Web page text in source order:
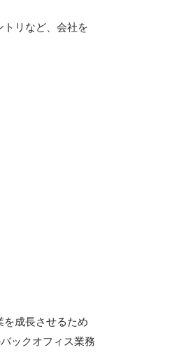
リなど、会社を
成長させるため
ックオフィス業務